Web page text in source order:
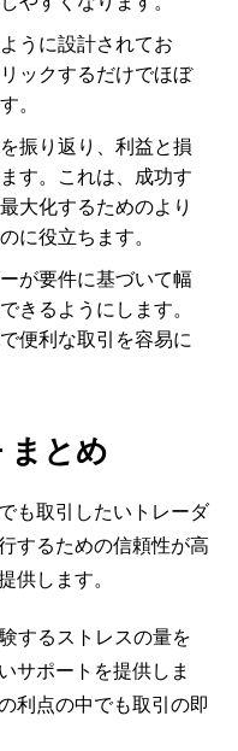
うに設計されてお
ックするだけでほぼ
。
振り返り、利益と損
す。これは、成功す
大化するためのより
に役立ちます。
が要件に基づいて幅
きるようにします。
便利な取引を容易に
まとめ
も取引したいトレーダ
するための信頼性が高
供します。
するストレスの量を
サポートを提供しま
利点の中でも取引の即